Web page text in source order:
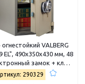
VALBERG
EL", 490х350х430 мм, 48
замок + ключ
FRS-49 EL
290329